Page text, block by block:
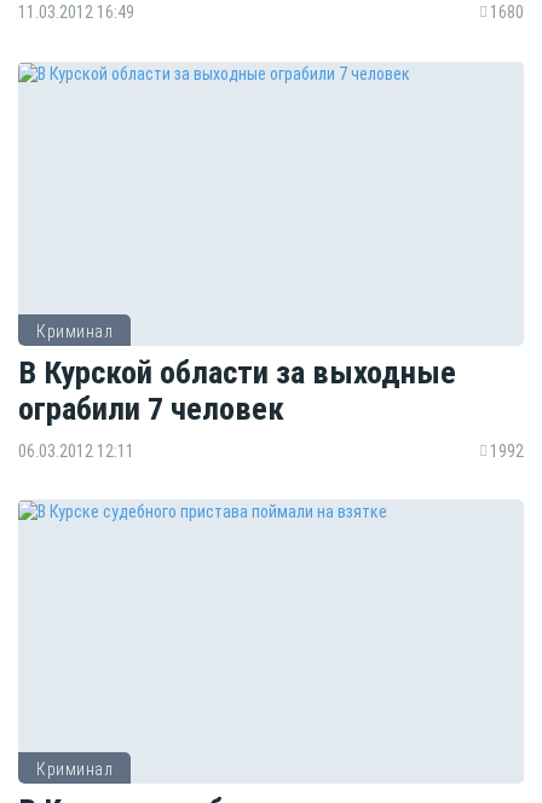
11.03.2012 16:49 1680
Криминал
В Курской области за выходные
ограбили 7 человек
06.03.2012 12:11 1992
Криминал